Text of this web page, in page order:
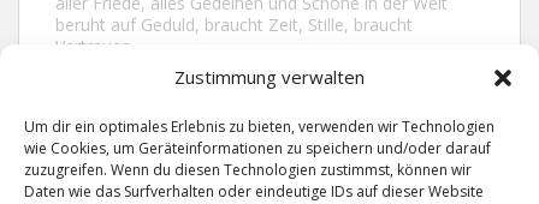
Zustimmung verwalten
Um dir ein optimales Erlebnis zu bieten, verwenden wir Technologien
wie Cookies, um Geräteinformationen zu speichern und/oder darauf
zuzugreifen. Wenn du diesen Technologien zustimmst, können wir
Daten wie das Surfverhalten oder eindeutige IDs auf dieser Website
beruht auf Geduld, braucht Zeit, Stille, braucht
Vertrauen.
Nichts in unserem Leben
geschieht ohne Grund. Der Rest ist Zufall.
GridzuMan lebt ruhiger, wenn man nicht alles
sagt, was man weiß, nicht alles glaubt, was man hört